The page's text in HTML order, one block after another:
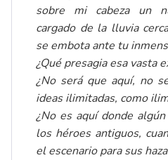
sobre mi cabeza un
cargado de la lluvia
se embota ante tu
¿Qué presagia esa vasta
¿No será que aquí, no
ideas ilimitadas, como
¿No es aquí donde
los héroes antiguos,
el escenario para sus